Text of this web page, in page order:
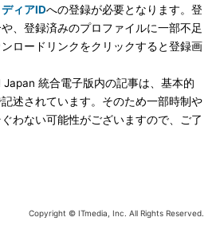
ィアIDへの登録が必要となります。登
、登録済みのプロファイルに一部不足
ロードリンクをクリックすると登録画
Japan 統合電子版内の記事は、基本的
述されています。そのため一部時制や
わない可能性がございますので、ご了
Copyright © ITmedia, Inc. All Rights Reserved.